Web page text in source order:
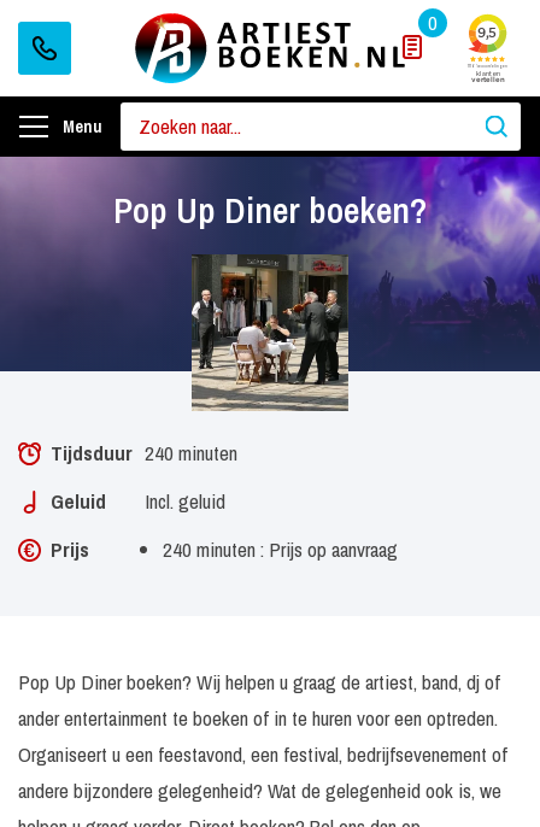
0
Menu
Pop Up Diner boeken?
Tijdsduur 240 minuten
Geluid
Incl. geluid
Prijs
240 minuten : Prijs op aanvraag
Pop Up Diner boeken? Wij helpen u graag de artiest, band, dj of
ander entertainment te boeken of in te huren voor een optreden.
Organiseert u een feestavond, een festival, bedrijfsevenement of
andere bijzondere gelegenheid? Wat de gelegenheid ook is, we